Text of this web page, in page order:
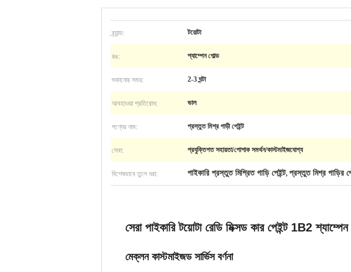
ব্র্যান্ড: টয়োটা
রঙ: শ্যাম্পেন গোল্ড
শুকানোর সময়: 2-3 ঘন্টা
আবহাওয়া প্রতিরোধ: ভাল
পণ্যের নাম: প্রস্তুত মিশ্র গাড়ী পেইন্ট
সেবা: প্রযুক্তিগত সহায়তা/পোশাক সমর্থন/কাস্টমাইজযোগ্য
বিশেষভাবে তুলে ধরা: পাইকারি প্রস্তুত মিশ্রিত গাড়ি পেইন্ট, প্রস্তুত মিশ্র গাড়ির
সেরা পাইকারি টয়োটা রেডি মিক্সড কার পেইন্ট 1B2
মেক্লন কাস্টমাইজড সার্ভিস বর্ণনা